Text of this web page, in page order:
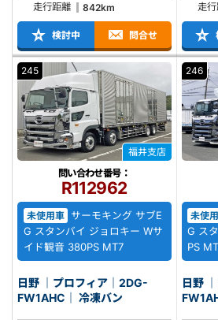
走行距離
842km
検討中 問合せ
走
245
福井支店
問い合わせ番号：
R112962
未使用車
サーモキング サブE
G スタンバイ ジョロキー Wサ
イド観音 380PS MT7
日野 ｜プロフィア｜2DG-
FW1AHC｜ 冷凍バン
246
未使
G ス
PS
日野